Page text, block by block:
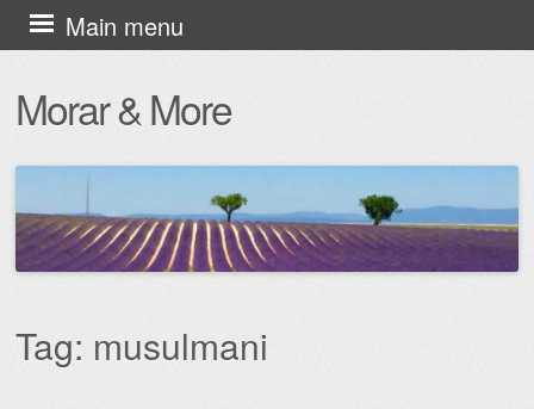
Morar & More
Main menu
Skip
to
content
Tag: musulmani